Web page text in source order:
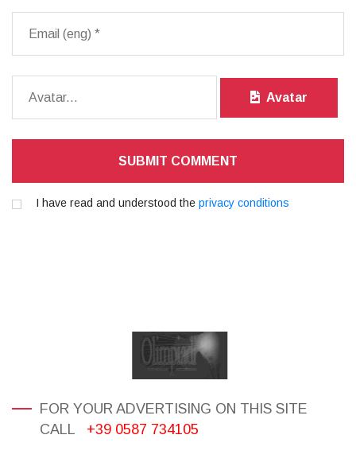
Avatar
SUBMIT COMMENT
I have read and understood the privacy conditions
FOR YOUR ADVERTISING ON THIS SITE
CALL
+39 0587 734105